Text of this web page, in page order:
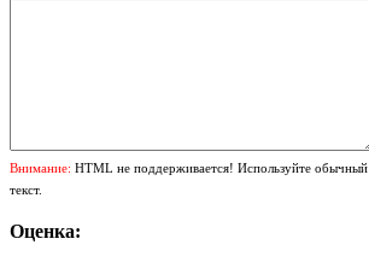
Внимание: HTML не поддерживается! Используйте обычный
текст.
Оценка: